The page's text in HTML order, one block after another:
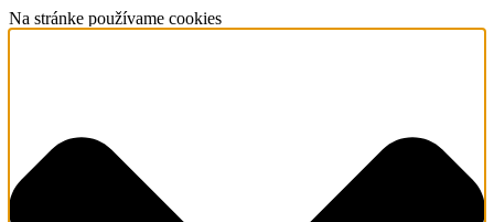
Na stránke používame cookies